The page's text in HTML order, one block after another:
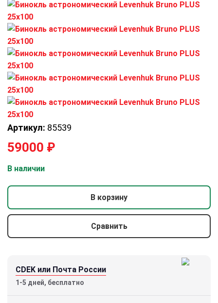
Артикул: 85539
59000 ₽
В наличии
В корзину
Сравнить
CDEK или Почта России
1-5 дней, бесплатно